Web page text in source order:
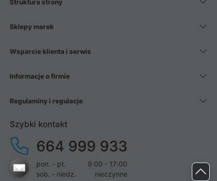
Struktura strony
Sklepy marek
Wsparcie klienta i serwis
Informacje o firmie
Regulaminy i regulacje
Szybki kontakt
664 999 933
pon. - pt.
9:00 - 17:00
sob. - niedz.
nieczynne